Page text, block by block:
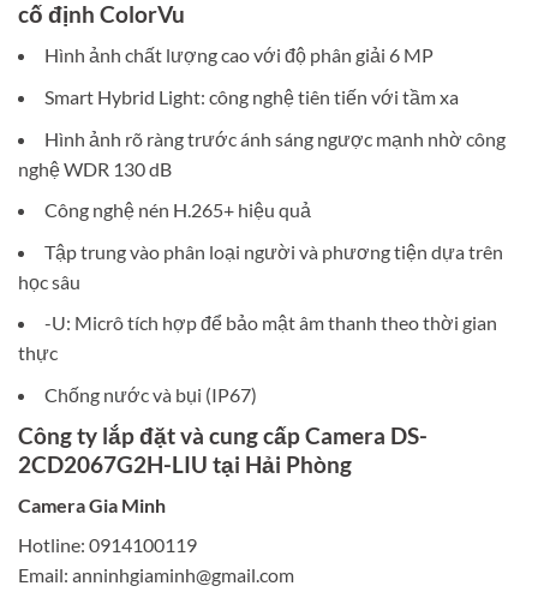
cố định ColorVu
Hình ảnh chất lượng cao với độ phân giải 6 MP
Smart Hybrid Light: công nghệ tiên tiến với tầm xa
Hình ảnh rõ ràng trước ánh sáng ngược mạnh nhờ công
nghệ WDR 130 dB
Công nghệ nén H.265+ hiệu quả
Tập trung vào phân loại người và phương tiện dựa trên
học sâu
-U: Micrô tích hợp để bảo mật âm thanh theo thời gian
thực
Chống nước và bụi (IP67)
Công ty lắp đặt và cung cấp Camera DS-
2CD2067G2H-LIU tại Hải Phòng
Camera Gia Minh
Hotline: 0914100119
Email: anninhgiaminh@gmail.com